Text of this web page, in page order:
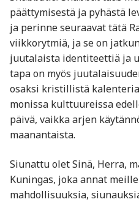
päättymisestä ja pyhästä
ja perinne seuraavat tätä
viikkorytmiä, ja se on
juutalaista identiteettiä ja
tapa on myös
osaksi kristillistä
monissa kulttuureissa
päivä, vaikka arjen
maanantaista.
Siunattu olet Sinä, Herra,
Kuningas, joka annat
mahdollisuuksia,